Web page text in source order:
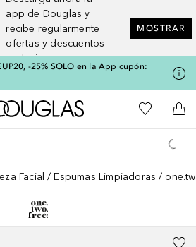
app de Douglas y
recibe regularmente
ofertas y descuentos
exclusivos
MOSTRAR
-25% SOLO en la App cupón:
A Douglas HomeMi lista de
A
Facial Espumas Limpiadoras